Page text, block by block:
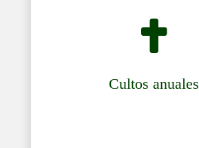

Cultos anuales